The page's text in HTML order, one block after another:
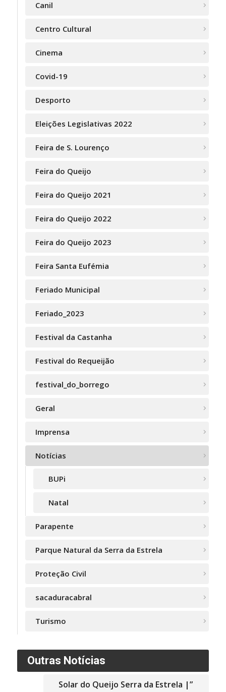
Canil
Centro Cultural
Cinema
Covid-19
Desporto
Eleições Legislativas 2022
Feira de S. Lourenço
Feira do Queijo
Feira do Queijo 2021
Feira do Queijo 2022
Feira do Queijo 2023
Feira Santa Eufémia
Feriado Municipal
Feriado_2023
Festival da Castanha
Festival do Requeijão
festival_do_borrego
Geral
Imprensa
Notícias
BUPi
Natal
Parapente
Parque Natural da Serra da Estrela
Proteção Civil
sacaduracabral
Turismo
Outras Notícias
Solar do Queijo Serra da Estrela |”